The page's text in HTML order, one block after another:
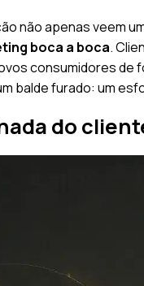
não apenas veem
boca a boca.
consumidores de
balde furado: um
do